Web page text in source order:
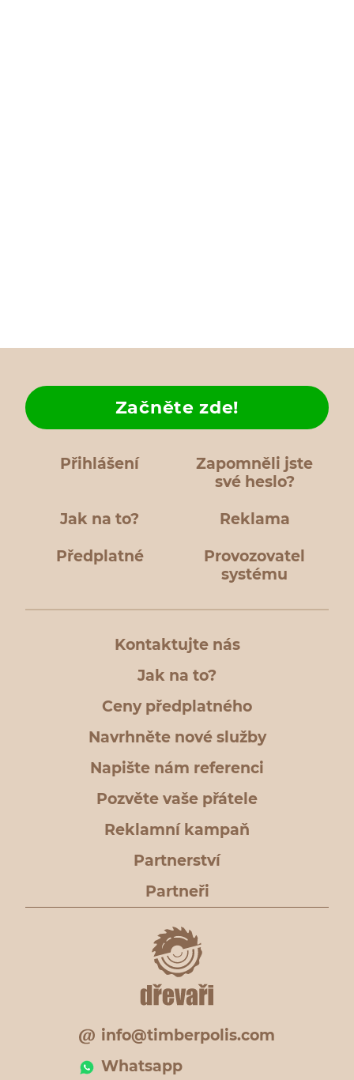
Přihlášení
Zapomněli jste
své heslo?
Jak na to?
Začněte zde!
Reklama
Předplatné
Provozovatel
systému
Kontaktujte nás
Jak na to?
Ceny předplatného
Navrhněte nové služby
Napište nám referenci
Pozvěte vaše přátele
Reklamní kampaň
Partnerství
Partneři
info@timberpolis.com
Whatsapp